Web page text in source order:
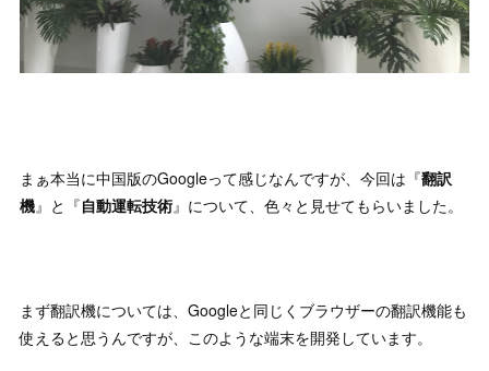
まぁ本当に中国版のGoogleって感じなんですが、今回は『翻訳
機』と『自動運転技術』について、色々と見せてもらいました。
まず翻訳機については、Googleと同じくブラウザーの翻訳機能も
使えると思うんですが、このような端末を開発しています。